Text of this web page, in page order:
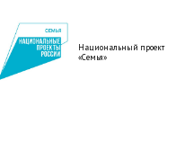
Национальный проект
«Семья»